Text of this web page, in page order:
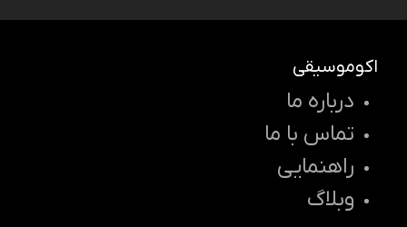
اکوموسیقی
درباره ما
تماس با ما
راهنمایی
وبلاگ